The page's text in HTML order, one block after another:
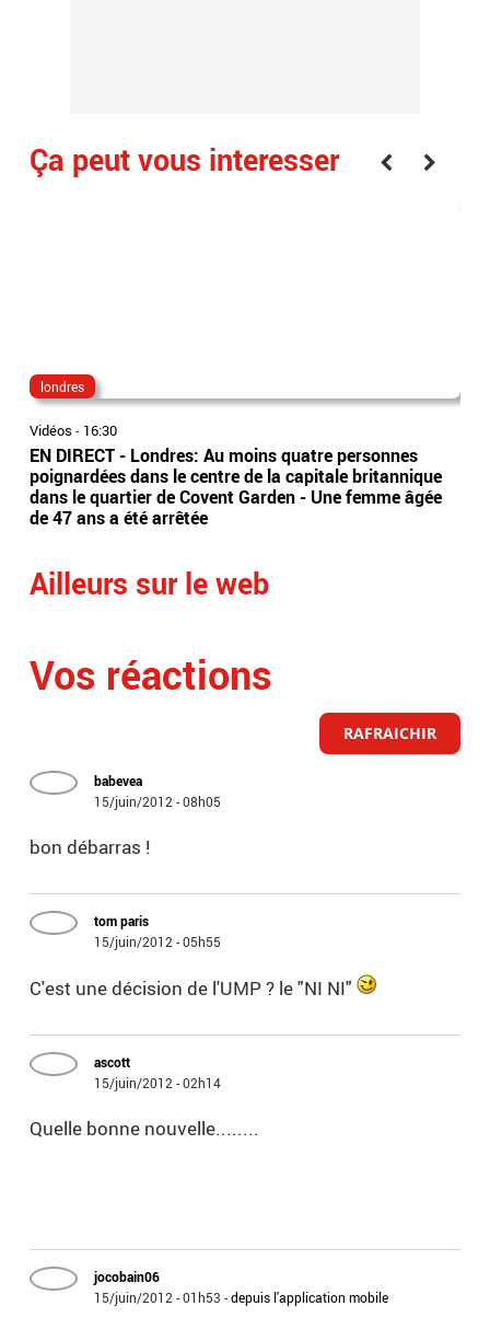
Ça peut vous interesser
londres
Vidéos - 16:30
EN DIRECT - Londres: Au moins quatre personnes
poignardées dans le centre de la capitale britannique
dans le quartier de Covent Garden - Une femme âgée
de 47 ans a été arrêtée
Ailleurs sur le web
Vos réactions
RAFRAICHIR
babevea
15/juin/2012 - 08h05
bon débarras !
tom paris
15/juin/2012 - 05h55
C'est une décision de l'UMP ? le "NI NI"
ascott
15/juin/2012 - 02h14
Quelle bonne nouvelle........
jocobain06
15/juin/2012 - 01h53 -depuis l'application mobile